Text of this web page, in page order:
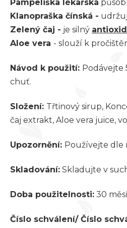
Pampeliška lékařská
Klanopraška čínská -
Zelený čaj - je silný
Aloe vera - slouží k
Návod k použití: Podávejte
chuť.
Složení: Třtinový sirup,
čaj extrakt, Aloe vera juice,
Upozornění: Používejte dle
Skladování: Skladujte v
Doba použitelnosti: 30
Číslo schválení/ Číslo